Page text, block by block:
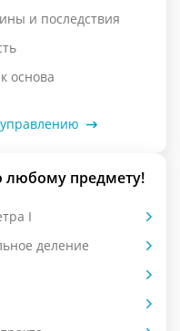
и последствия
основа
предмету!
I
деление